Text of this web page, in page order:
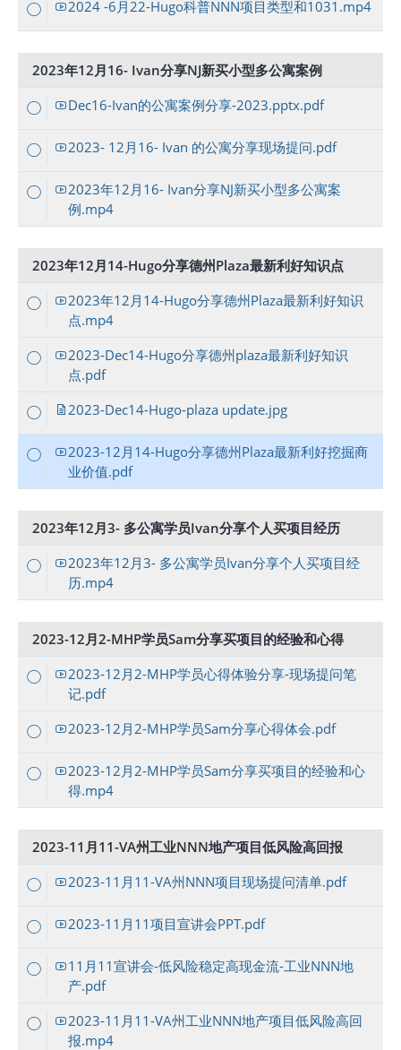
2024 -6月22-Hugo科普NNN项目类型和1031.mp4
2023年12月16- Ivan分享NJ新买小型多公寓案例
Dec16-Ivan的公寓案例分享-2023.pptx.pdf
2023- 12月16- Ivan 的公寓分享现场提问.pdf
2023年12月16- Ivan分享NJ新买小型多公寓案
例.mp4
2023年12月14-Hugo分享德州Plaza最新利好知识点
2023年12月14-Hugo分享德州Plaza最新利好知识
点.mp4
2023-Dec14-Hugo分享德州plaza最新利好知识
点.pdf
2023-Dec14-Hugo-plaza update.jpg
2023-12月14-Hugo分享德州Plaza最新利好挖掘商
业价值.pdf
2023年12月3- 多公寓学员Ivan分享个人买项目经历
2023年12月3- 多公寓学员Ivan分享个人买项目经
历.mp4
2023-12月2-MHP学员Sam分享买项目的经验和心得
2023-12月2-MHP学员心得体验分享-现场提问笔
记.pdf
2023-12月2-MHP学员Sam分享心得体会.pdf
2023-12月2-MHP学员Sam分享买项目的经验和心
得.mp4
2023-11月11-VA州工业NNN地产项目低风险高回报
2023-11月11-VA州NNN项目现场提问清单.pdf
2023-11月11项目宣讲会PPT.pdf
11月11宣讲会-低风险稳定高现金流-工业NNN地
产.pdf
2023-11月11-VA州工业NNN地产项目低风险高回
报.mp4